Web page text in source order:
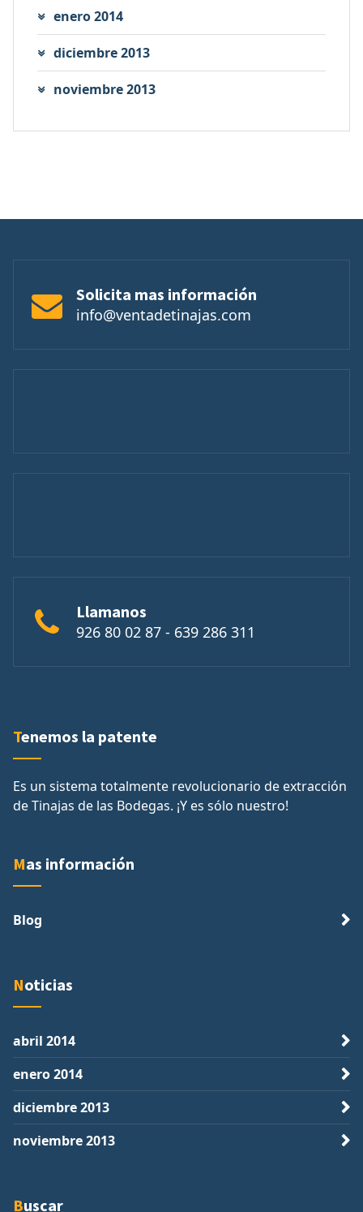
enero 2014
diciembre 2013
noviembre 2013
Solicita mas información
info@ventadetinajas.com
Llamanos
926 80 02 87 - 639 286 311
Tenemos la patente
Es un sistema totalmente revolucionario de extracción
de Tinajas de las Bodegas. ¡Y es sólo nuestro!
Mas información
Blog
Noticias
abril 2014
enero 2014
diciembre 2013
noviembre 2013
Buscar